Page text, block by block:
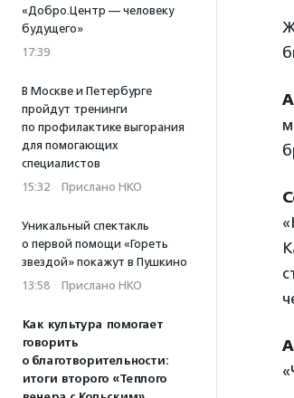
«Добро.Центр — человеку
будущего»
17:39
В Москве и Петербурге
пройдут тренинги
по профилактике выгорания
для помогающих
специалистов
15:32 · Прислано НКО
Уникальный спектакль
о первой помощи «Гореть
звездой» покажут в Пушкино
13:58 · Прислано НКО
Как культура помогает
говорить
о благотворительности:
итоги второго «Теплого